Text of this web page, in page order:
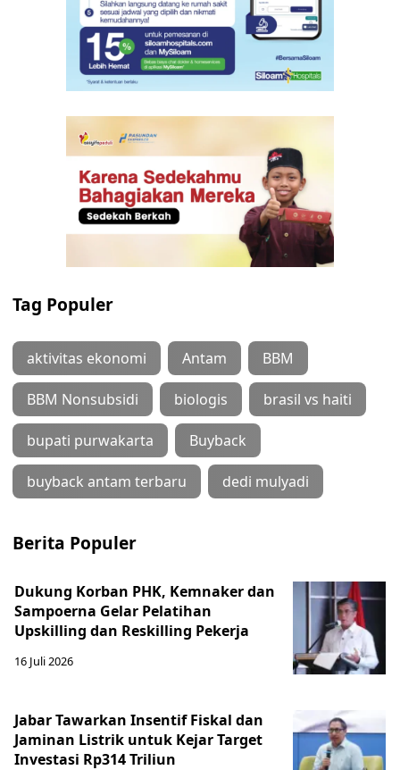
Tag Populer
aktivitas ekonomi Antam BBM
BBM Nonsubsidi biologis brasil vs haiti
bupati purwakarta Buyback
buyback antam terbaru dedi mulyadi
Berita Populer
Dukung Korban PHK, Kemnaker dan
Sampoerna Gelar Pelatihan
Upskilling dan Reskilling Pekerja
16 Juli 2026
Jabar Tawarkan Insentif Fiskal dan
Jaminan Listrik untuk Kejar Target
Investasi Rp314 Triliun